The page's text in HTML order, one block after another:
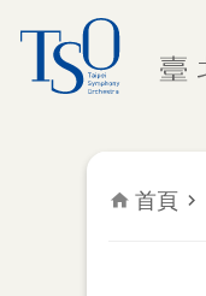
跳到主要內容區塊
首頁